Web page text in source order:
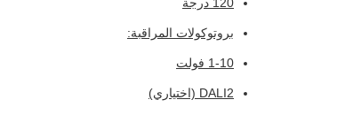
بروتوكولات المراقبة:
1-10 فولت
DALI2 (اختياري)